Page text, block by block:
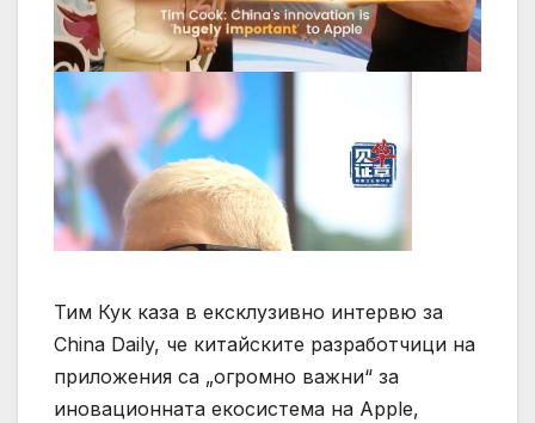
Тим Кук каза в ексклузивно интервю за
China Daily, че китайските разработчици на
приложения са „огромно важни“ за
иновационната екосистема на Apple,